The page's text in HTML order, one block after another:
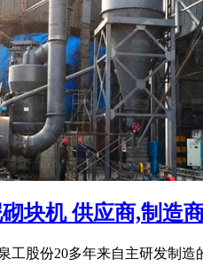
块机 供应商,制造
工股份20多年来自主研发制